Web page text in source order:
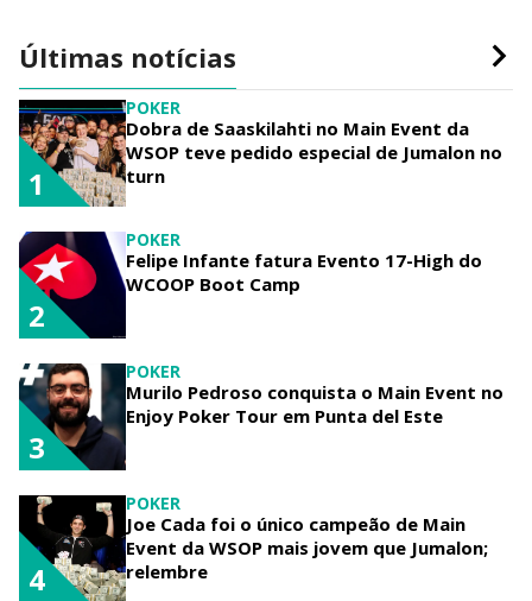
Últimas notícias
POKER
Dobra de Saaskilahti no Main Event da
WSOP teve pedido especial de Jumalon no
turn
1
POKER
Felipe Infante fatura Evento 17-High do
WCOOP Boot Camp
2
POKER
Murilo Pedroso conquista o Main Event no
Enjoy Poker Tour em Punta del Este
3
POKER
Joe Cada foi o único campeão de Main
Event da WSOP mais jovem que Jumalon;
relembre
4